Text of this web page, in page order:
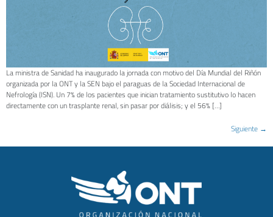
La ministra de Sanidad ha inaugurado la jornada con motivo del Día Mundial del Riñón
organizada por la ONT y la SEN bajo el paraguas de la Sociedad Internacional de
Nefrología (ISN). Un 7% de los pacientes que inician tratamiento sustitutivo lo hacen
directamente con un trasplante renal, sin pasar por diálisis; y el 56% […]
Siguiente →